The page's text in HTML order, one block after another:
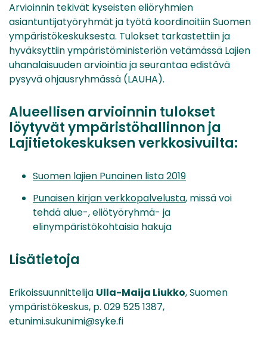
Arvioinnin tekivät kyseisten eliöryhmien
asiantuntijatyöryhmät ja työtä koordinoitiin Suomen
ympäristökeskuksesta. Tulokset tarkastettiin ja
hyväksyttiin ympäristöministeriön vetämässä Lajien
uhanalaisuuden arviointia ja seurantaa edistävä
pysyvä ohjausryhmässä (LAUHA).
Alueellisen arvioinnin tulokset
löytyvät ympäristöhallinnon ja
Lajitietokeskuksen verkkosivuilta:
Suomen lajien Punainen lista 2019
Punaisen kirjan verkkopalvelusta, missä voi
tehdä alue-, eliötyöryhmä- ja
elinympäristökohtaisia hakuja
Lisätietoja
Erikoissuunnittelija Ulla-Maija Liukko, Suomen
ympäristökeskus, p. 029 525 1387,
etunimi.sukunimi@syke.fi